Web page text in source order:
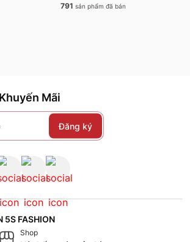
791 sản phẩm đã bán
Mãi
Đăng ký
5S FASHION
Shop